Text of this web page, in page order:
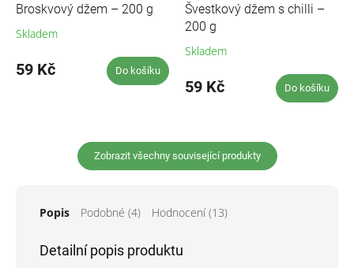
Broskvový džem – 200 g
Skladem
59 Kč Do košíku
Švestkový džem s chilli –
200 g
produktu
je
hvězdiček.
Skladem
59 Kč Do košíku
Zobrazit všechny související produkty
Popis Podobné (4) Hodnocení (13)
Detailní popis produktu